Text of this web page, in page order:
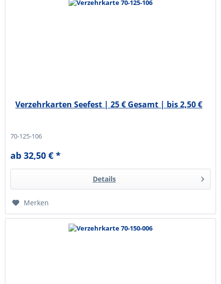
Verzehrkarten Seefest | 25 € Gesamt | bis 2,50 €
70-125-106
ab 32,50 € *
Details
Merken